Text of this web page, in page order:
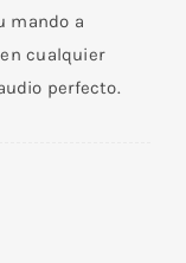
mando a
cualquier
perfecto.